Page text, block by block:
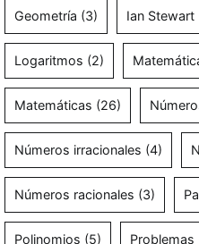
Geometría (3) Ian Stewart
Logaritmos (2)
Matemáticas (26)
Números irracionales (4)
Números racionales (3)
Polinomios (5) Problemas